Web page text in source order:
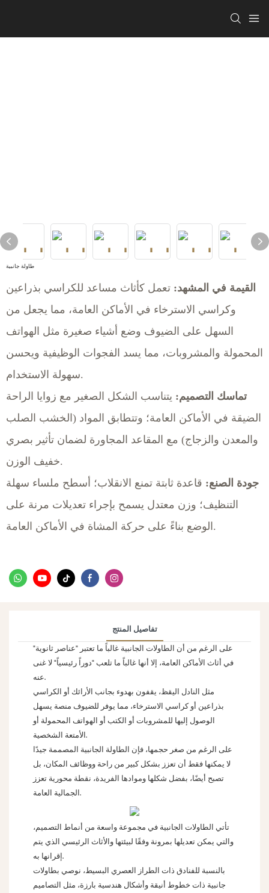
طاولة جانبية
القيمة في المشهد: تعمل كأثاث مساعد للكراسي بذراعين
وكراسي الاسترخاء في الأماكن العامة، مما يجعل من
السهل على الضيوف وضع أشياء صغيرة مثل الهواتف
المحمولة والمشروبات، مما يسد الفجوات الوظيفية ويحسن
سهولة الاستخدام.
تماسك التصميم: يتناسب الشكل الصغير مع زوايا الراحة
الضيقة في الأماكن العامة؛ وتتطابق المواد (الخشب الصلب
والمعدن والزجاج) مع المقاعد المجاورة لضمان تأثير بصري
خفيف الوزن.
جودة الصنع: قاعدة ثابتة تمنع الانقلاب؛ أسطح ملساء سهلة
التنظيف؛ وزن معتدل يسمح بإجراء تعديلات مرنة على
الوضع بناءً على حركة المشاة في الأماكن العامة.
تفاصيل المنتج
على الرغم من أن الطاولات الجانبية غالباً ما تعتبر "عناصر ثانوية"
في أثاث الأماكن العامة، إلا أنها غالباً ما تلعب "دوراً رئيسياً" لا غنى
عنه.
مثل النادل اليقظ، يقفون بهدوء بجانب الأرائك أو الكراسي
بذراعين أو كراسي الاسترخاء، مما يوفر للضيوف منصة يسهل
الوصول إليها للمشروبات أو الكتب أو الهواتف المحمولة أو
الأمتعة الشخصية.
على الرغم من صغر حجمها، فإن الطاولة الجانبية المصممة جيدًا
لا يمكنها فقط أن تعزز بشكل كبير من راحة ووظائف المكان، بل
تصبح أيضًا، بفضل شكلها وموادها الفريدة، نقطة محورية تعزز
الجمالية العامة.
تأتي الطاولات الجانبية في مجموعة واسعة من أنماط التصميم،
والتي يمكن تعديلها بمرونة وفقًا لبيئتها والأثاث الرئيسي الذي يتم
إقرانها به.
بالنسبة للفنادق ذات الطراز العصري البسيط، نوصي بطاولات
جانبية ذات خطوط أنيقة وأشكال هندسية بارزة، مثل التصاميم